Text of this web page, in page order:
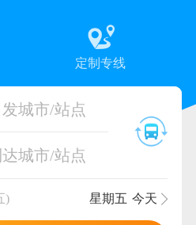
定制专线
城市/站点
城市/站点
) 星期五 今天